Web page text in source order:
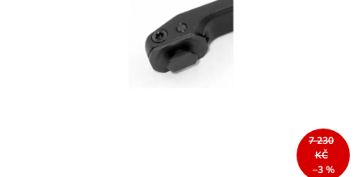
7 230
KČ
–3 %